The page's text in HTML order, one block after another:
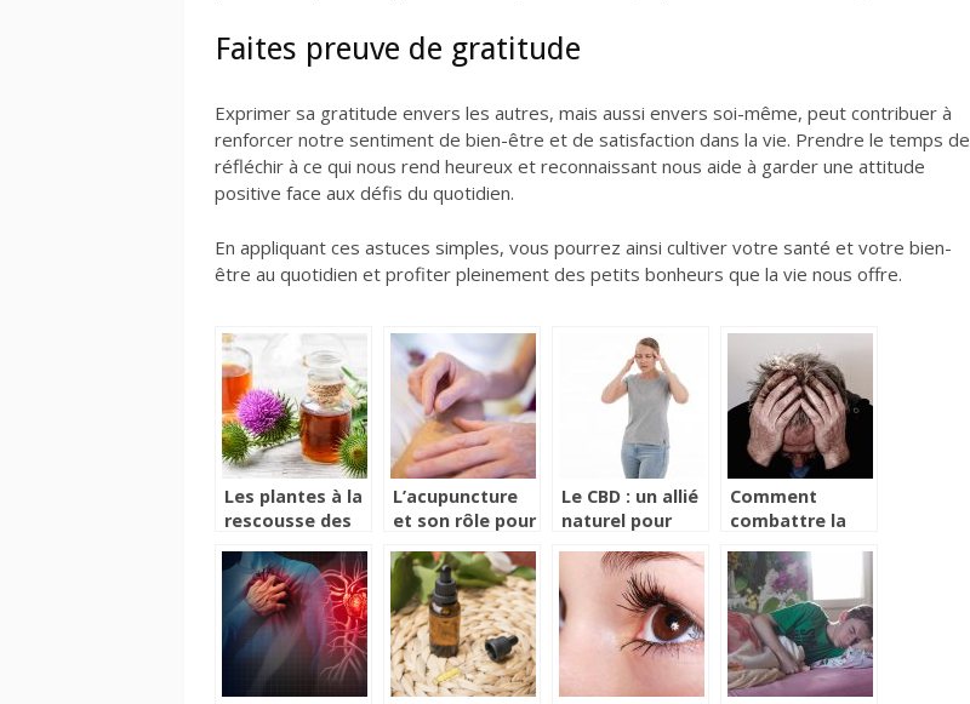
Faites preuve de gratitude
Exprimer sa gratitude envers les autres, mais aussi envers soi-même, peut contribuer à
renforcer notre sentiment de bien-être et de satisfaction dans la vie. Prendre le temps de
réfléchir à ce qui nous rend heureux et reconnaissant nous aide à garder une attitude
positive face aux défis du quotidien.
En appliquant ces astuces simples, vous pourrez ainsi cultiver votre santé et votre bien-
être au quotidien et profiter pleinement des petits bonheurs que la vie nous offre.
Les plantes à la
rescousse des
quotidien
L’acupuncture
et son rôle pour
l’organisme
Le CBD : un allié
naturel pour
stress
Comment
combattre la